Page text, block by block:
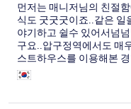
먼저는 매니저님의 친절
식도 굿굿굿이죠..같은 일
야기하고 쉴수 있어서넘
구요..압구정역에서도 매
스트하우스를 이용해본
다. 6개월 후에 다시 이곳
거리 볼거리 쇼핑거리..충